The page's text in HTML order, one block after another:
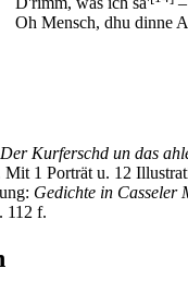
Oh Mensch, dhu dinne
Der Kurferschd un das
Mit 1 Porträt u. 12
Gedichte in Casseler
112 f.